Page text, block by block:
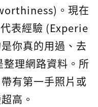
。現在
表經驗 (Experie
你真的用過、去
理網路資料。所
有第一手照片或
高。